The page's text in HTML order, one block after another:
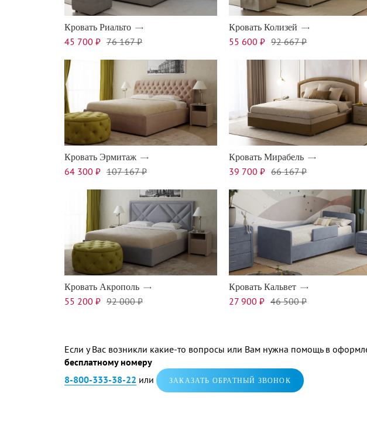
Кровать Риальто
45 700 ₽ 76 167 ₽
Кровать Колизей
55 600 ₽ 92 667 ₽
Кровать Эрмитаж
64 300 ₽ 107 167 ₽
Кровать Мирабель
39 700 ₽ 66 167 ₽
Кровать Акрополь
55 200 ₽ 92 000 ₽
Кровать Кальвет
27 900 ₽ 46 500 ₽
Если у Вас возникли какие-то вопросы или Вам нужна помощь в
бесплатному номеру
8-800-333-38-22 или ЗАКАЗАТЬ ОБРАТНЫЙ ЗВОНОК